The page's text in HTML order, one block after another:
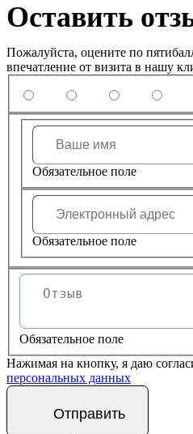
Оставить
Пожалуйста, оцените по
впечатление от визита в нашу
Обязательное поле
Обязательное поле
Обязательное поле
Нажимая на кнопку, я даю
персональных данных
Отправить